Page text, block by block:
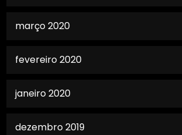
março 2020
fevereiro 2020
janeiro 2020
dezembro 2019